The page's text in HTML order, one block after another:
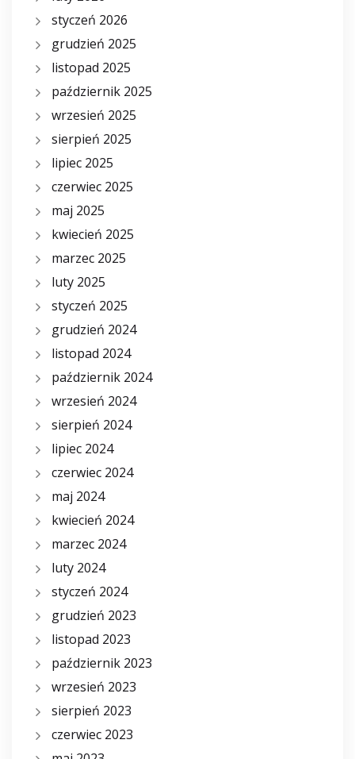
styczeń 2026
grudzień 2025
listopad 2025
październik 2025
wrzesień 2025
sierpień 2025
lipiec 2025
czerwiec 2025
maj 2025
kwiecień 2025
marzec 2025
luty 2025
styczeń 2025
grudzień 2024
listopad 2024
październik 2024
wrzesień 2024
sierpień 2024
lipiec 2024
czerwiec 2024
maj 2024
kwiecień 2024
marzec 2024
luty 2024
styczeń 2024
grudzień 2023
listopad 2023
październik 2023
wrzesień 2023
sierpień 2023
czerwiec 2023